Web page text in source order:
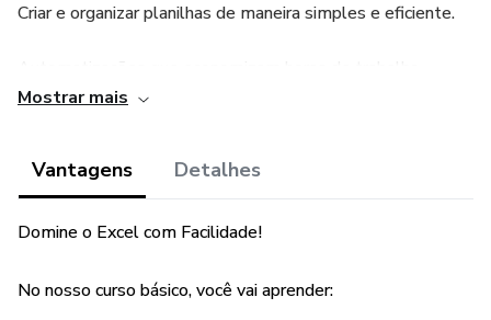
Criar e organizar planilhas de maneira simples e eficiente.
repetitivo.
impressionantes.
E muito mais! Tudo o que você precisa para ser mais ágil e
Mostrar mais
Vantagens Detalhes
Domine o Excel com Facilidade!
No nosso curso básico, você vai aprender: